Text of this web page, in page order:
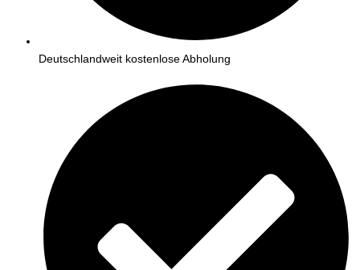
Deutschlandweit kostenlose Abholung